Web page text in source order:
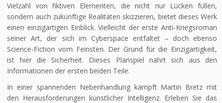
Vielzahl von fiktiven Elementen, die nicht nur Lücken füllen,
sondern auch zukünftige Realitäten skizzieren, bietet dieses Werk
einen einzigartigen Einblick. Vielleicht der erste Anti-Kriegsroman
seiner Art, der sich im Cyberspace entfaltet – doch ebenso
Science-Fiction vom Feinsten. Der Grund für die Einzigartigkeit,
ist hier die Sicherheit. Dieses Planspiel nährt sich aus den
Informationen der ersten beiden Teile.
In einer spannenden Nebenhandlung kämpft Martin Bretz mit
den Herausforderungen künstlicher Intelligenz. Erleben Sie das